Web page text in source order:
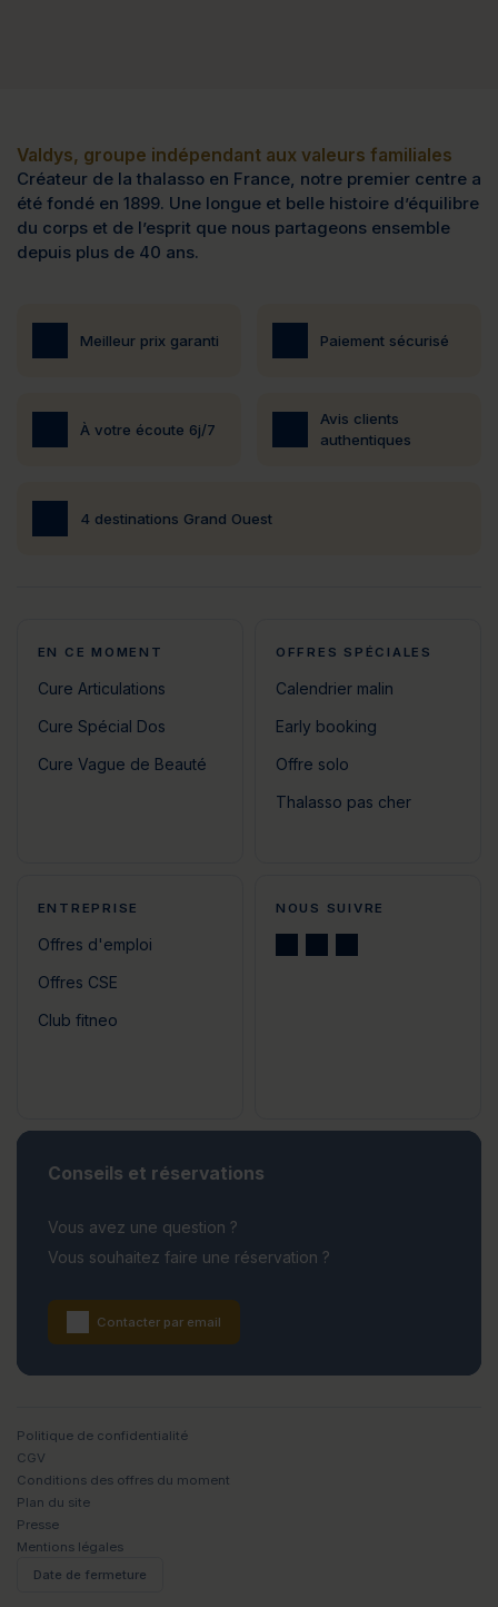
Valdys, groupe indépendant aux valeurs familiales
Créateur de la thalasso en France, notre premier centre a
été fondé en 1899. Une longue et belle histoire d’équilibre
du corps et de l’esprit que nous partageons ensemble
depuis plus de 40 ans.
Meilleur prix garanti Paiement sécurisé
À votre écoute 6j/7
Avis clients
authentiques
4 destinations Grand Ouest
EN CE MOMENT
Cure Articulations
Cure Spécial Dos
Cure Vague de Beauté
OFFRES SPÉCIALES
Calendrier malin
Early booking
Offre solo
Thalasso pas cher
ENTREPRISE
Offres d'emploi
Offres CSE
Club fitneo
NOUS SUIVRE
Conseils et réservations
Vous avez une question ?
Vous souhaitez faire une réservation ?
Contacter par email
Politique de confidentialité
CGV
Conditions des offres du moment
Plan du site
Presse
Mentions légales
Date de fermeture